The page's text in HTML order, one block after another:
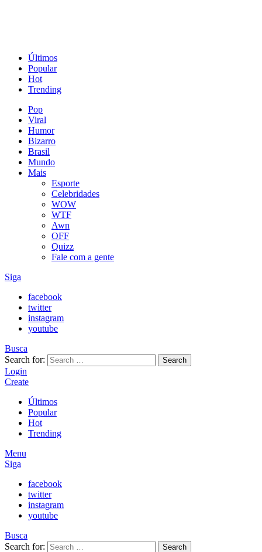
Últimos
Popular
Hot
Trending
Pop
Viral
Humor
Bizarro
Brasil
Mundo
Mais
Esporte
Celebridades
WOW
WTF
Awn
OFF
Quizz
Fale com a gente
Siga
facebook
twitter
instagram
youtube
Busca
Search for:
Search
Login
Create
Últimos
Popular
Hot
Trending
Menu
Siga
facebook
twitter
instagram
youtube
Busca
Search for:
Search